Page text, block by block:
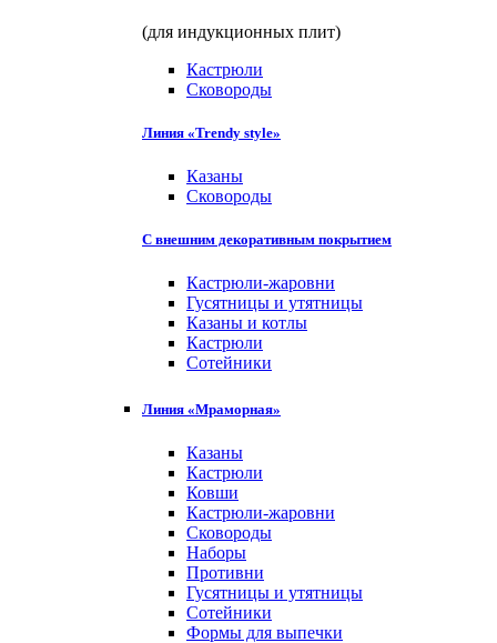
(для индукционных плит)
Кастрюли
Сковороды
Линия «Trendy style»
Казаны
Сковороды
С внешним декоративным покрытием
Кастрюли-жаровни
Гусятницы и утятницы
Казаны и котлы
Кастрюли
Сотейники
Линия «Мраморная»
Казаны
Кастрюли
Ковши
Кастрюли-жаровни
Сковороды
Наборы
Противни
Гусятницы и утятницы
Сотейники
Формы для выпечки